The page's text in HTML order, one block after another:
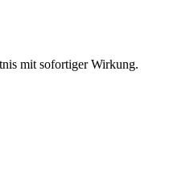
mit sofortiger Wirkung.